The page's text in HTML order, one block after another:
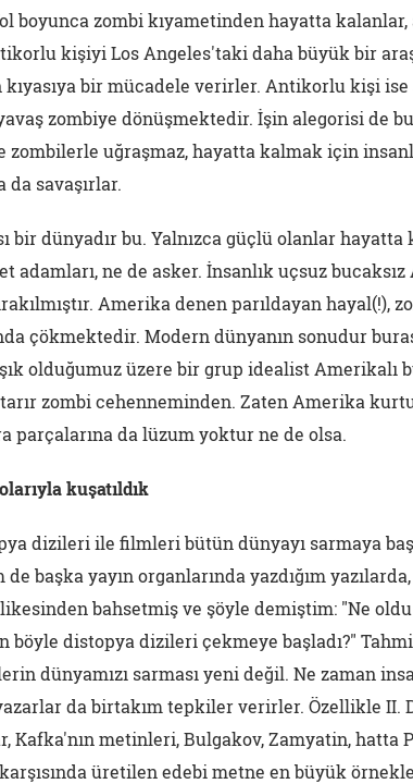
boyunca zombi kıyametinden hayatta kalanlar,
kişiyi Los Angeles'taki daha büyük bir
kıyasıya bir mücadele verirler. Antikorlu kişi
zombiye dönüşmektedir. İşin alegorisi de
zombilerle uğraşmaz, hayatta kalmak için
savaşırlar.
bir dünyadır bu. Yalnızca güçlü olanlar
adamları, ne de asker. İnsanlık uçsuz
Amerika denen parıldayan hayal(!),
çökmektedir. Modern dünyanın sonudur
olduğumuz üzere bir grup idealist Amerikalı
zombi cehenneminden. Zaten Amerika
parçalarına da lüzum yoktur ne de olsa.
kuşatıldık
dizileri ile filmleri bütün dünyayı sarmaya
başka yayın organlarında yazdığım
bahsetmiş ve şöyle demiştim: "Ne
böyle distopya dizileri çekmeye başladı?"
dünyamızı sarması yeni değil. Ne zaman
da birtakım tepkiler verirler. Özellikle II.
Kafka'nın metinleri, Bulgakov, Zamyatin, hatta
karşısında üretilen edebi metne en büyük